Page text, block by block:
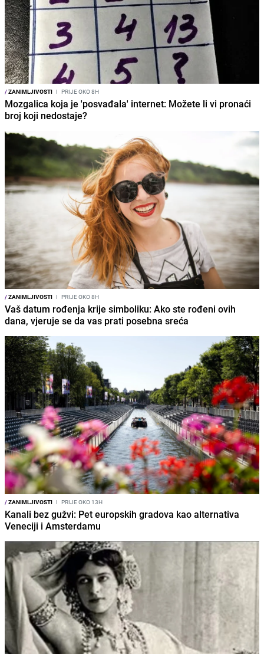
/ZANIMLJIVOSTI I PRIJE OKO 8H
Mozgalica koja je 'posvađala' internet: Možete li vi pronaći
broj koji nedostaje?
/ZANIMLJIVOSTI I PRIJE OKO 8H
Vaš datum rođenja krije simboliku: Ako ste rođeni ovih
dana, vjeruje se da vas prati posebna sreća
/ZANIMLJIVOSTI I PRIJE OKO 13H
Kanali bez gužvi: Pet europskih gradova kao alternativa
Veneciji i Amsterdamu